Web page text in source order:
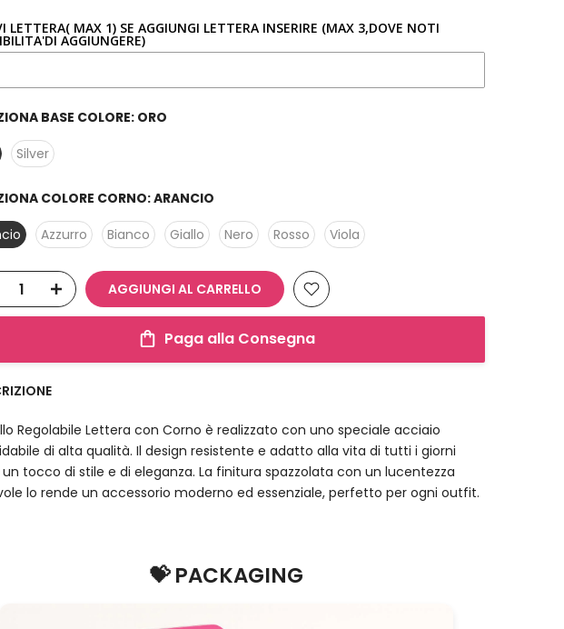
LETTERA( MAX 1) SE AGGIUNGI LETTERA INSERIRE (MAX 3,DOVE NOTI
AGGIUNGERE)
BASE COLORE:ORO
Silver
COLORE CORNO:ARANCIO
Azzurro Bianco Giallo Nero Rosso Viola
AGGIUNGI AL CARRELLO
Paga alla Consegna
Regolabile Lettera con Corno è realizzato con uno speciale acciaio
di alta qualità. Il design resistente e adatto alla vita di tutti i giorni
tocco di stile e di eleganza. La finitura spazzolata con un lucentezza
lo rende un accessorio moderno ed essenziale, perfetto per ogni outfit.
💝 PACKAGING